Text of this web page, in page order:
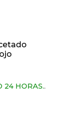
24 HORAS..